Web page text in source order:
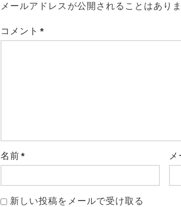
メールアドレスが公開されることはありま
コメント*
名前*
新しい投稿をメールで受け取る